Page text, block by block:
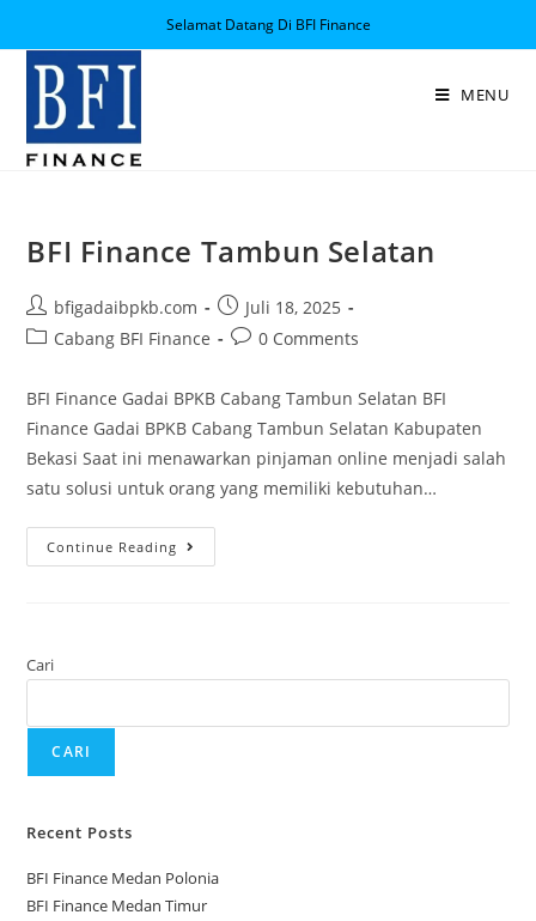
Selamat Datang Di BFI Finance
MENU
BFI Finance Tambun Selatan
bfigadaibpkb.com
Juli 18, 2025
Cabang BFI Finance
0 Comments
BFI Finance Gadai BPKB Cabang Tambun Selatan BFI
Finance Gadai BPKB Cabang Tambun Selatan Kabupaten
Bekasi Saat ini menawarkan pinjaman online menjadi salah
satu solusi untuk orang yang memiliki kebutuhan…
Continue Reading
Cari
CARI
Recent Posts
BFI Finance Medan Polonia
BFI Finance Medan Timur